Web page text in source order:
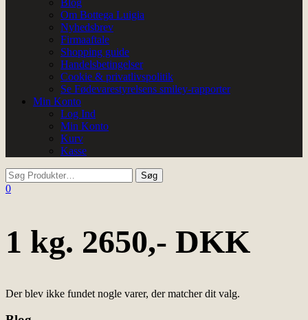
Blog
Om Bottega Luigia
Nyhedsbrev
Firmaaftale
Shopping guide
Handelsbetingelser
Cookie & privatlivspolitik
Se Fødevarestyrelsens smiley-rapporter
Min Konto
Log Ind
Min Konto
Kurv
Kasse
0
1 kg. 2650,- DKK
Der blev ikke fundet nogle varer, der matcher dit valg.